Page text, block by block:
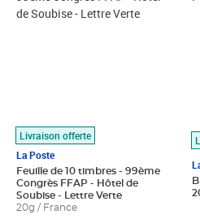
Livraison offerte
La Poste
Feuille de 10 timbres - 99ème
Congrès FFAP - Hôtel de
Soubise - Lettre Verte
20g / France